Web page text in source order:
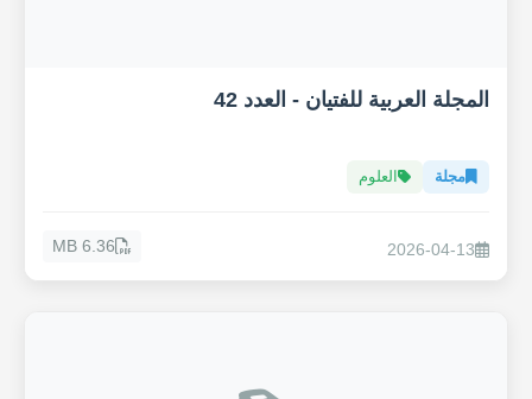
المجلة العربية للفتيان - العدد 42
مجلة العلوم
2026-04-13
6.36 MB